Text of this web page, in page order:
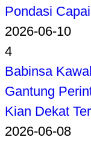
Pondasi
2026-06-10
4
Babinsa
Gantung
Kian Dekat
2026-06-08